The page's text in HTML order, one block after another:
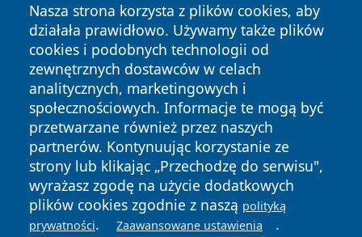
Nasza strona korzysta z plików cookies, aby
działała prawidłowo. Używamy także plików
cookies i podobnych technologii od
zewnętrznych dostawców w celach
analitycznych, marketingowych i
społecznościowych. Informacje te mogą być
przetwarzane również przez naszych
partnerów. Kontynuując korzystanie ze
strony lub klikając „Przechodzę do serwisu",
wyrażasz zgodę na użycie dodatkowych
plików cookies zgodnie z naszą polityką
prywatności. Zaawansowane ustawienia .
Copyright © 2026 naszkedzierzyn.pl Wszystkie prawa
zastrzeżone.
News Autorzy
Polityka
Prywatności
Polityka
Cookies